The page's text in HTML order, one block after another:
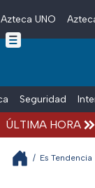
Skip to main
Azteca UNO
Seguridad
ÚLTIMA HORA
/ Es Tendencia